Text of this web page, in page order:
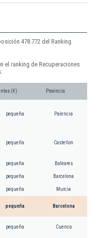
478.772 del Ranking
el ranking de Recuperaciones
(€) Provincia
pequeña Palencia
pequeña Castellon
pequeña Baleares
pequeña Barcelona
pequeña Murcia
pequeña Barcelona
pequeña Cuenca